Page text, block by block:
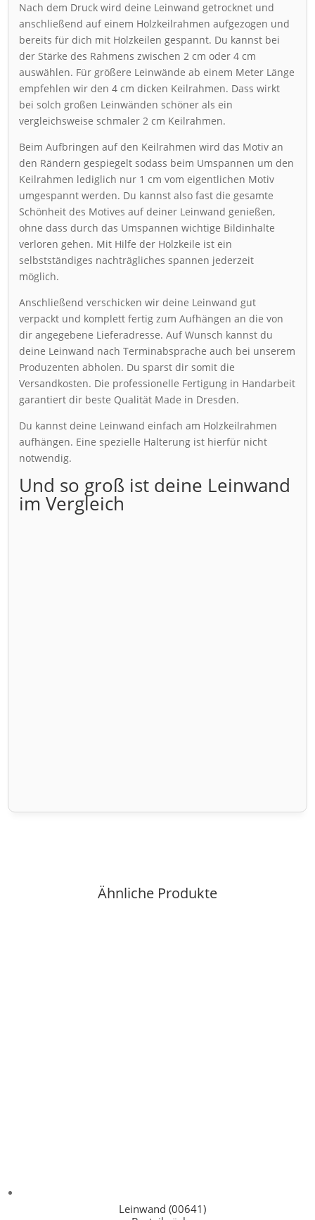
Nach dem Druck wird deine Leinwand getrocknet und
anschließend auf einem Holzkeilrahmen aufgezogen und
bereits für dich mit Holzkeilen gespannt. Du kannst bei
der Stärke des Rahmens zwischen 2 cm oder 4 cm
auswählen. Für größere Leinwände ab einem Meter Länge
empfehlen wir den 4 cm dicken Keilrahmen. Dass wirkt
bei solch großen Leinwänden schöner als ein
vergleichsweise schmaler 2 cm Keilrahmen.
Beim Aufbringen auf den Keilrahmen wird das Motiv an
den Rändern gespiegelt sodass beim Umspannen um den
Keilrahmen lediglich nur 1 cm vom eigentlichen Motiv
umgespannt werden. Du kannst also fast die gesamte
Schönheit des Motives auf deiner Leinwand genießen,
ohne dass durch das Umspannen wichtige Bildinhalte
verloren gehen. Mit Hilfe der Holzkeile ist ein
selbstständiges nachträgliches spannen jederzeit
möglich.
Anschließend verschicken wir deine Leinwand gut
verpackt und komplett fertig zum Aufhängen an die von
dir angegebene Lieferadresse. Auf Wunsch kannst du
deine Leinwand nach Terminabsprache auch bei unserem
Produzenten abholen. Du sparst dir somit die
Versandkosten. Die professionelle Fertigung in Handarbeit
garantiert dir beste Qualität Made in Dresden.
Du kannst deine Leinwand einfach am Holzkeilrahmen
aufhängen. Eine spezielle Halterung ist hierfür nicht
notwendig.
Und so groß ist deine Leinwand
im Vergleich
Ähnliche Produkte
Leinwand (00641)